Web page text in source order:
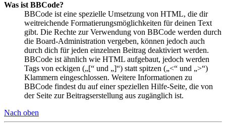
Was ist BBCode?
BBCode ist eine spezielle Umsetzung von HTML, die dir
weitreichende Formatierungsmöglichkeiten für deinen Text
gibt. Die Rechte zur Verwendung von BBCode werden durch
die Board-Administration vergeben, können jedoch auch
durch dich für jeden einzelnen Beitrag deaktiviert werden.
BBCode ist ähnlich wie HTML aufgebaut, jedoch werden
Tags von eckigen („[“ und „]“) statt spitzen („<“ und „>“)
Klammern eingeschlossen. Weitere Informationen zu
BBCode findest du auf einer speziellen Hilfe-Seite, die von
der Seite zur Beitragserstellung aus zugänglich ist.
Nach oben